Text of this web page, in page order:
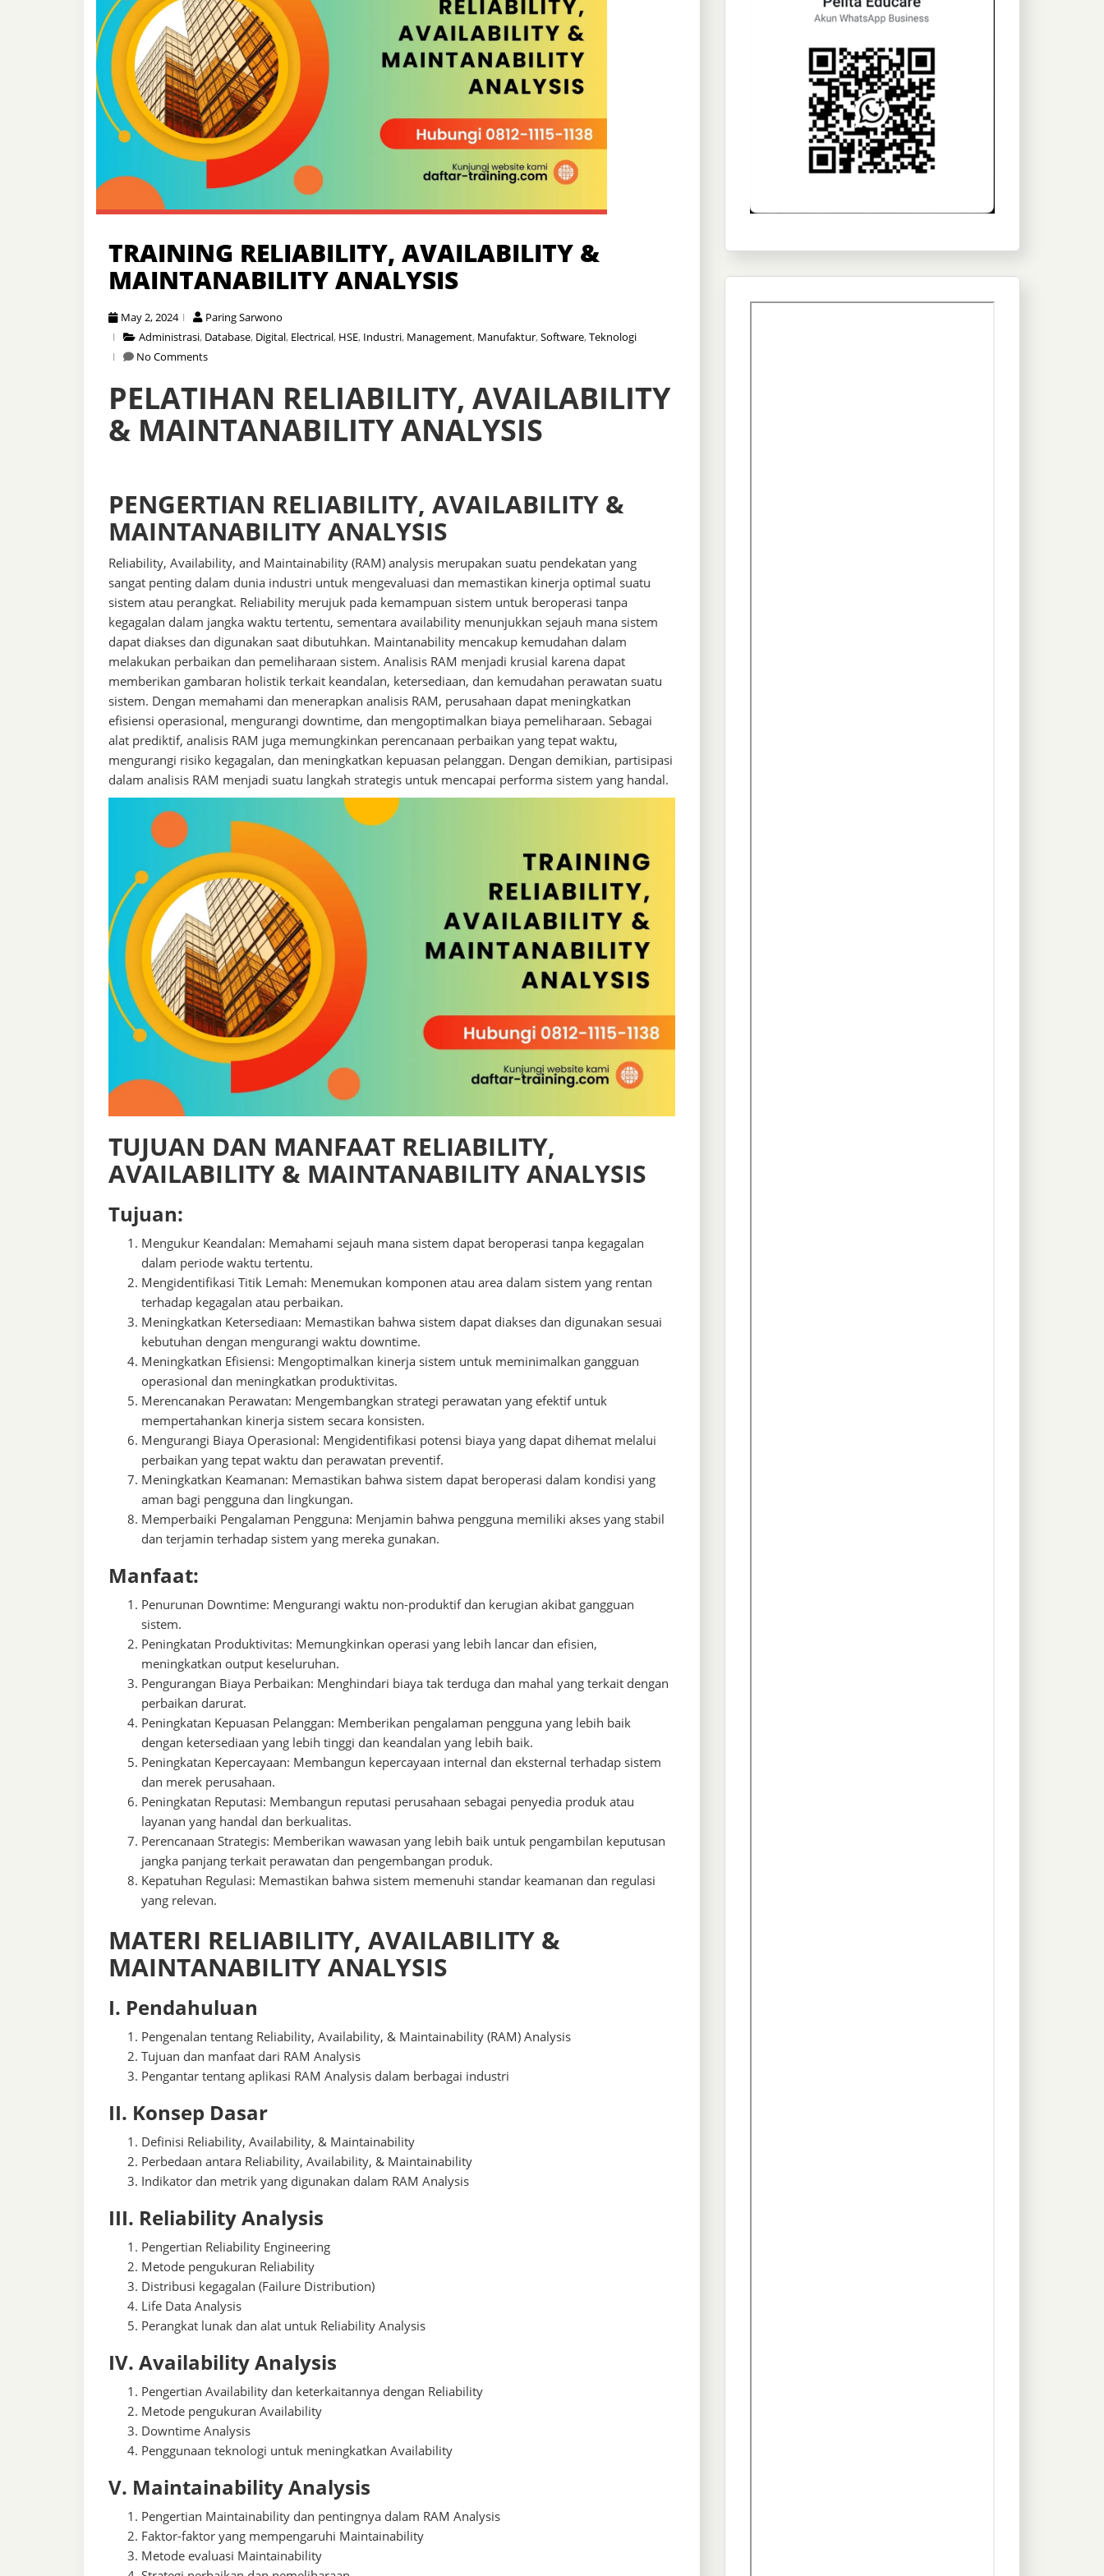
TRAINING RELIABILITY, AVAILABILITY &
MAINTANABILITY ANALYSIS
May 2, 2024
Paring Sarwono
Administrasi, Database, Digital, Electrical, HSE, Industri, Management, Manufaktur,Software,Teknologi
No Comments
PELATIHAN RELIABILITY, AVAILABILITY
& MAINTANABILITY ANALYSIS
PENGERTIAN RELIABILITY, AVAILABILITY &
MAINTANABILITY ANALYSIS
Reliability, Availability, and Maintainability (RAM) analysis merupakan suatu pendekatan yang
sangat penting dalam dunia industri untuk mengevaluasi dan memastikan kinerja optimal suatu
sistem atau perangkat. Reliability merujuk pada kemampuan sistem untuk beroperasi tanpa
kegagalan dalam jangka waktu tertentu, sementara availability menunjukkan sejauh mana sistem
dapat diakses dan digunakan saat dibutuhkan. Maintanability mencakup kemudahan dalam
melakukan perbaikan dan pemeliharaan sistem. Analisis RAM menjadi krusial karena dapat
memberikan gambaran holistik terkait keandalan, ketersediaan, dan kemudahan perawatan suatu
sistem. Dengan memahami dan menerapkan analisis RAM, perusahaan dapat meningkatkan
efisiensi operasional, mengurangi downtime, dan mengoptimalkan biaya pemeliharaan. Sebagai
alat prediktif, analisis RAM juga memungkinkan perencanaan perbaikan yang tepat waktu,
mengurangi risiko kegagalan, dan meningkatkan kepuasan pelanggan. Dengan demikian, partisipasi
dalam analisis RAM menjadi suatu langkah strategis untuk mencapai performa sistem yang handal.
TUJUAN DAN MANFAAT RELIABILITY,
AVAILABILITY & MAINTANABILITY ANALYSIS
Tujuan:
Mengukur Keandalan: Memahami sejauh mana sistem dapat beroperasi tanpa kegagalan
dalam periode waktu tertentu.
Mengidentifikasi Titik Lemah: Menemukan komponen atau area dalam sistem yang rentan
terhadap kegagalan atau perbaikan.
Meningkatkan Ketersediaan: Memastikan bahwa sistem dapat diakses dan digunakan sesuai
kebutuhan dengan mengurangi waktu downtime.
Meningkatkan Efisiensi: Mengoptimalkan kinerja sistem untuk meminimalkan gangguan
operasional dan meningkatkan produktivitas.
Merencanakan Perawatan: Mengembangkan strategi perawatan yang efektif untuk
mempertahankan kinerja sistem secara konsisten.
Mengurangi Biaya Operasional: Mengidentifikasi potensi biaya yang dapat dihemat melalui
perbaikan yang tepat waktu dan perawatan preventif.
Meningkatkan Keamanan: Memastikan bahwa sistem dapat beroperasi dalam kondisi yang
aman bagi pengguna dan lingkungan.
Memperbaiki Pengalaman Pengguna: Menjamin bahwa pengguna memiliki akses yang stabil
dan terjamin terhadap sistem yang mereka gunakan.
Manfaat:
Penurunan Downtime: Mengurangi waktu non-produktif dan kerugian akibat gangguan
sistem.
Peningkatan Produktivitas: Memungkinkan operasi yang lebih lancar dan efisien,
meningkatkan output keseluruhan.
Pengurangan Biaya Perbaikan: Menghindari biaya tak terduga dan mahal yang terkait dengan
perbaikan darurat.
Peningkatan Kepuasan Pelanggan: Memberikan pengalaman pengguna yang lebih baik
dengan ketersediaan yang lebih tinggi dan keandalan yang lebih baik.
Peningkatan Kepercayaan: Membangun kepercayaan internal dan eksternal terhadap sistem
dan merek perusahaan.
Peningkatan Reputasi: Membangun reputasi perusahaan sebagai penyedia produk atau
layanan yang handal dan berkualitas.
Perencanaan Strategis: Memberikan wawasan yang lebih baik untuk pengambilan keputusan
jangka panjang terkait perawatan dan pengembangan produk.
Kepatuhan Regulasi: Memastikan bahwa sistem memenuhi standar keamanan dan regulasi
yang relevan.
MATERI RELIABILITY, AVAILABILITY &
MAINTANABILITY ANALYSIS
I. Pendahuluan
Pengenalan tentang Reliability, Availability, & Maintainability (RAM) Analysis
Tujuan dan manfaat dari RAM Analysis
Pengantar tentang aplikasi RAM Analysis dalam berbagai industri
II. Konsep Dasar
Definisi Reliability, Availability, & Maintainability
Perbedaan antara Reliability, Availability, & Maintainability
Indikator dan metrik yang digunakan dalam RAM Analysis
III. Reliability Analysis
Pengertian Reliability Engineering
Metode pengukuran Reliability
Distribusi kegagalan (Failure Distribution)
Life Data Analysis
Perangkat lunak dan alat untuk Reliability Analysis
IV. Availability Analysis
Pengertian Availability dan keterkaitannya dengan Reliability
Metode pengukuran Availability
Downtime Analysis
Penggunaan teknologi untuk meningkatkan Availability
V. Maintainability Analysis
Pengertian Maintainability dan pentingnya dalam RAM Analysis
Faktor-faktor yang mempengaruhi Maintainability
Metode evaluasi Maintainability